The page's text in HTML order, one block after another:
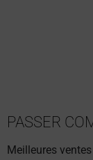
PASSER
Meilleures ventes